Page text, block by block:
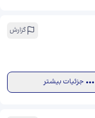
گزارش
جزئیات بیشتر